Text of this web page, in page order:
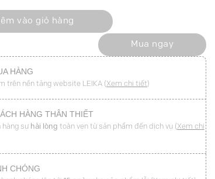
số lượng
vào giỏ hàng
Mua ngay
HÀNG
trên nền tảng website LEIKA (Xem chi tiết)
HÀNG THÂN THIẾT
hàng sự hài lòng toàn vẹn từ sản phẩm đến dịch vụ (Xem chi
CHÓNG